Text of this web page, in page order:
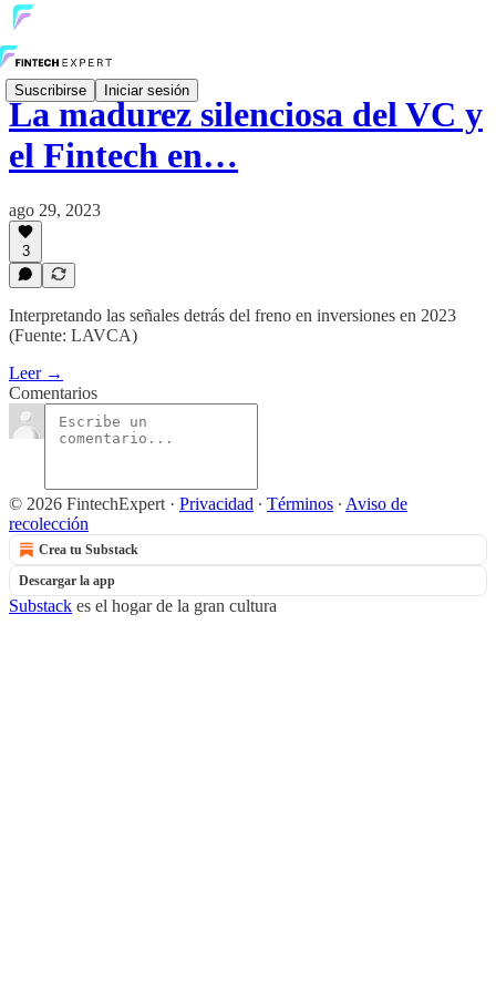
Suscribirse Iniciar sesión
La madurez silenciosa del VC y
el Fintech en…
ago 29, 2023
3
Interpretando las señales detrás del freno en inversiones en 2023
(Fuente: LAVCA)
Leer →
Comentarios
© 2026 FintechExpert · Privacidad ∙ Términos ∙ Aviso de
recolección
Crea tu Substack
Descargar la app
Substack es el hogar de la gran cultura